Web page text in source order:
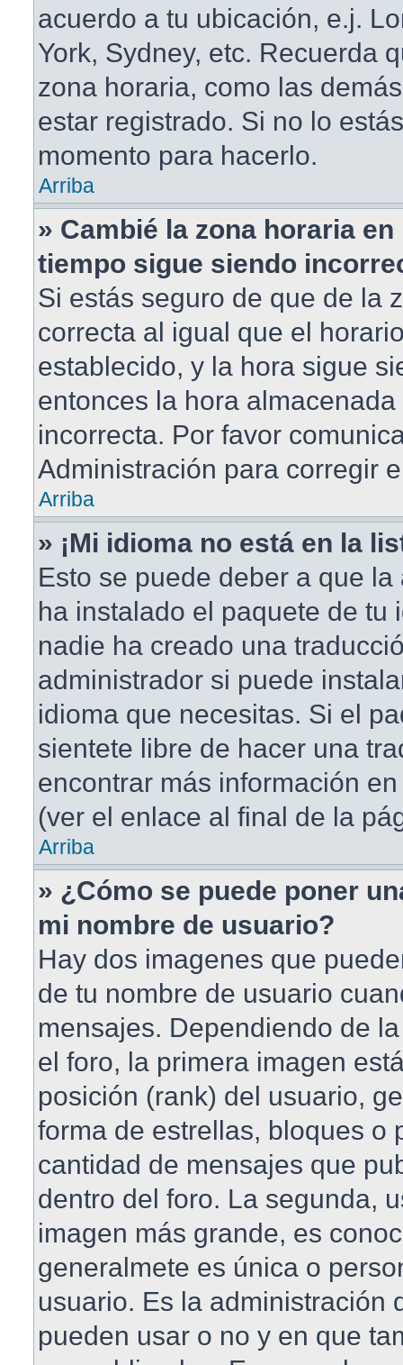
acuerdo a tu ubicación, e.j.
York, Sydney, etc. Recuerda
zona horaria, como las
estar registrado. Si no lo
momento para hacerlo.
Arriba
» Cambié la zona horaria
tiempo sigue siendo
Si estás seguro de que de la
correcta al igual que el
establecido, y la hora sigue
entonces la hora
incorrecta. Por favor
Administración para corregir
Arriba
» ¡Mi idioma no está en la
Esto se puede deber a que
ha instalado el paquete de tu
nadie ha creado una
administrador si puede
idioma que necesitas. Si el
sientete libre de hacer una
encontrar más información
(ver el enlace al final de la
Arriba
» ¿Cómo se puede poner
mi nombre de usuario?
Hay dos imagenes que
de tu nombre de usuario
mensajes. Dependiendo de
el foro, la primera imagen
posición (rank) del usuario,
forma de estrellas, bloques o
cantidad de mensajes que
dentro del foro. La segunda,
imagen más grande, es
generalmete es única o
usuario. Es la administración
pueden usar o no y en que